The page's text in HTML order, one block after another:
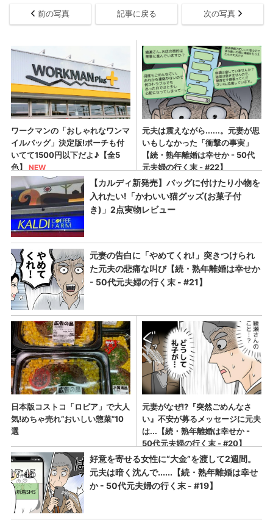
前の写真 記事に戻る 次の写真